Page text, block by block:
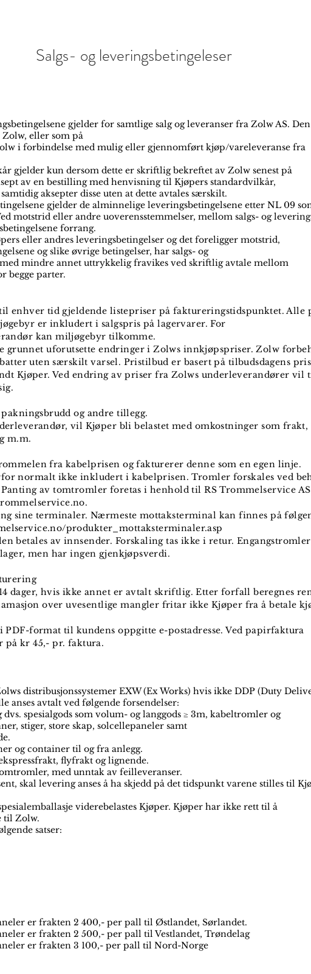
Salgs- og leveringsbetingeleser
gjelder for samtlige salg og leveranser fra Zolw AS.
eller som på
i forbindelse med mulig eller gjennomført kjøp/vareleveranse fra
gjelder kun dersom dette er skriftlig bekreftet av Zolw senest på
av en bestilling med henvisning til Kjøpers standardvilkår,
aksepter disse uten at dette avtales særskilt.
gjelder de alminnelige leveringsbetingelsene etter NL 09
motstrid eller andre uoverensstemmelser, mellom salgs- og
forrang.
eller andres leveringsbetingelser og det foreligger motstrid,
og slike øvrige betingelser, har salgs- og
mindre annet uttrykkelig fravikes ved skriftlig avtale mellom
begge parter.
til enhver tid gjeldende listepriser på faktureringstidspunktet. Alle
er inkludert i salgspris på lagervarer. For
kan miljøgebyr tilkomme.
grunnet uforutsette endringer i Zolws innkjøpspriser. Zolw
uten særskilt varsel. Pristilbud er basert på tilbudsdagens
Kjøper. Ved endring av priser fra Zolws underleverandører vil
og andre tillegg.
vil Kjøper bli belastet med omkostninger som frakt,
m.m.
fra kabelprisen og fakturerer denne som en egen linje.
normalt ikke inkludert i kabelprisen. Tromler forskales ved
av tomtromler foretas i henhold til RS Trommelservice
sine terminaler. Nærmeste mottaksterminal kan finnes på
produkter_mottaksterminaler.asp
betales av innsender. Forskaling tas ikke i retur.
men har ingen gjenkjøpsverdi.
dager, hvis ikke annet er avtalt skriftlig. Etter forfall beregnes
over uvesentlige mangler fritar ikke Kjøper fra å betale
format til kundens oppgitte e-postadresse. Ved papirfaktura
på kr 45,- pr. faktura.
distribusjonssystemer EXW (Ex Works) hvis ikke DDP (Duty
anses avtalt ved følgende forsendelser:
spesialgods som volum- og langgods ≥ 3m, kabeltromler og
stiger, store skap, solcellepaneler samt
og container til og fra anlegg.
flyfrakt og lignende.
med unntak av feilleveranser.
skal levering anses å ha skjedd på det tidspunkt varene stilles til
viderebelastes Kjøper. Kjøper har ikke rett til å
til Zolw.
satser:
er frakten 2 400,- per pall til Østlandet, Sørlandet.
er frakten 2 500,- per pall til Vestlandet, Trøndelag
er frakten 3 100,- per pall til Nord-Norge